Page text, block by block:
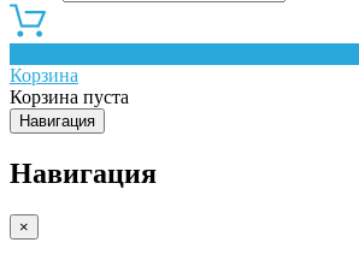
Корзина
Корзина пуста
Навигация
Навигация
×